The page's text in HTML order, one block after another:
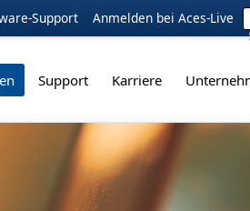
Support Anmelden bei Aces-Live
Support Karriere